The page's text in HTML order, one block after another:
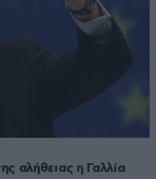
αλήθειας η Γαλλία